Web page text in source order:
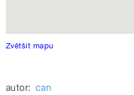
Zvětšit mapu
autor: can